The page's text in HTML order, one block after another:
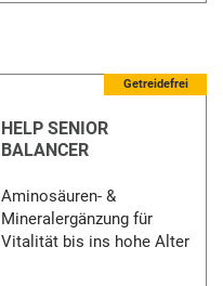
Getreidefrei
HELP SENIOR
BALANCER
Aminosäuren- &
Mineralergänzung für
Vitalität bis ins hohe Alter